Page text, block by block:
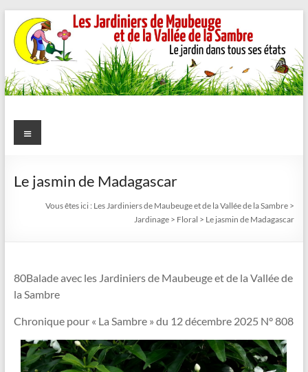
au
contenu
Les
de
Maubeuge
la
de
la
Menu
Le jasmin de Madagascar
Vous êtes ici : Les Jardiniers de Maubeuge et de la Vallée de la Sambre >
Jardinage > Floral > Le jasmin de Madagascar
80Balade avec les Jardiniers de Maubeuge et de la Vallée de
la Sambre
Chronique pour « La Sambre » du 12 décembre 2025 N° 808